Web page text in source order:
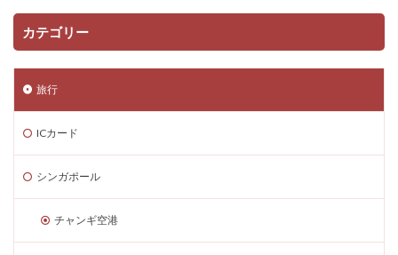
カテゴリー
旅行
ICカード
シンガポール
チャンギ空港